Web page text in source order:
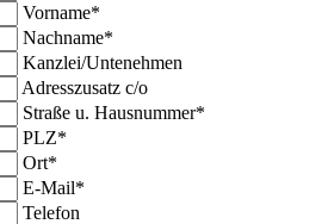
Vorname*
Nachname*
Kanzlei/Untenehmen
Adresszusatz c/o
Straße u. Hausnummer*
PLZ*
Ort*
E-Mail*
Telefon